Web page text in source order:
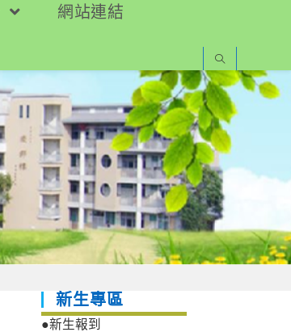
網站連結
新生專區
●新生報到